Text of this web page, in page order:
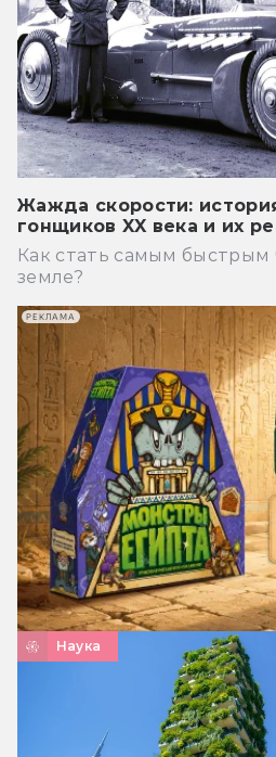
Жажда скорости:
гонщиков XX века и их
Как стать самым быстрым
земле?
Наука
РЕКЛАМА